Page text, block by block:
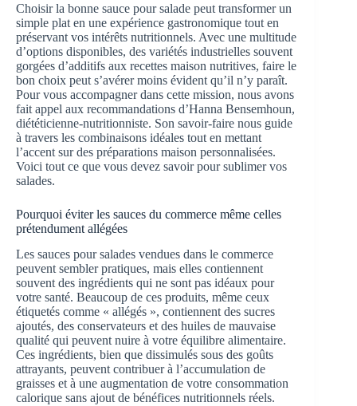
Choisir la bonne sauce pour salade peut transformer un
simple plat en une expérience gastronomique tout en
préservant vos intérêts nutritionnels. Avec une multitude
d’options disponibles, des variétés industrielles souvent
gorgées d’additifs aux recettes maison nutritives, faire le
bon choix peut s’avérer moins évident qu’il n’y paraît.
Pour vous accompagner dans cette mission, nous avons
fait appel aux recommandations d’Hanna Bensemhoun,
diététicienne-nutritionniste. Son savoir-faire nous guide
à travers les combinaisons idéales tout en mettant
l’accent sur des préparations maison personnalisées.
Voici tout ce que vous devez savoir pour sublimer vos
salades.
Pourquoi éviter les sauces du commerce même celles
prétendument allégées
Les sauces pour salades vendues dans le commerce
peuvent sembler pratiques, mais elles contiennent
souvent des ingrédients qui ne sont pas idéaux pour
votre santé. Beaucoup de ces produits, même ceux
étiquetés comme « allégés », contiennent des sucres
ajoutés, des conservateurs et des huiles de mauvaise
qualité qui peuvent nuire à votre équilibre alimentaire.
Ces ingrédients, bien que dissimulés sous des goûts
attrayants, peuvent contribuer à l’accumulation de
graisses et à une augmentation de votre consommation
calorique sans ajout de bénéfices nutritionnels réels.